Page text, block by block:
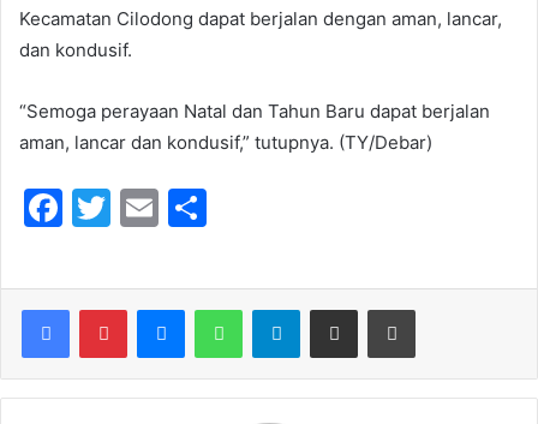
Kecamatan Cilodong dapat berjalan dengan aman, lancar,
dan kondusif.
“Semoga perayaan Natal dan Tahun Baru dapat berjalan
aman, lancar dan kondusif,” tutupnya. (TY/Debar)
F
c
e
b
o
T
itt
er
E
ai
l
ar
e
Telegram